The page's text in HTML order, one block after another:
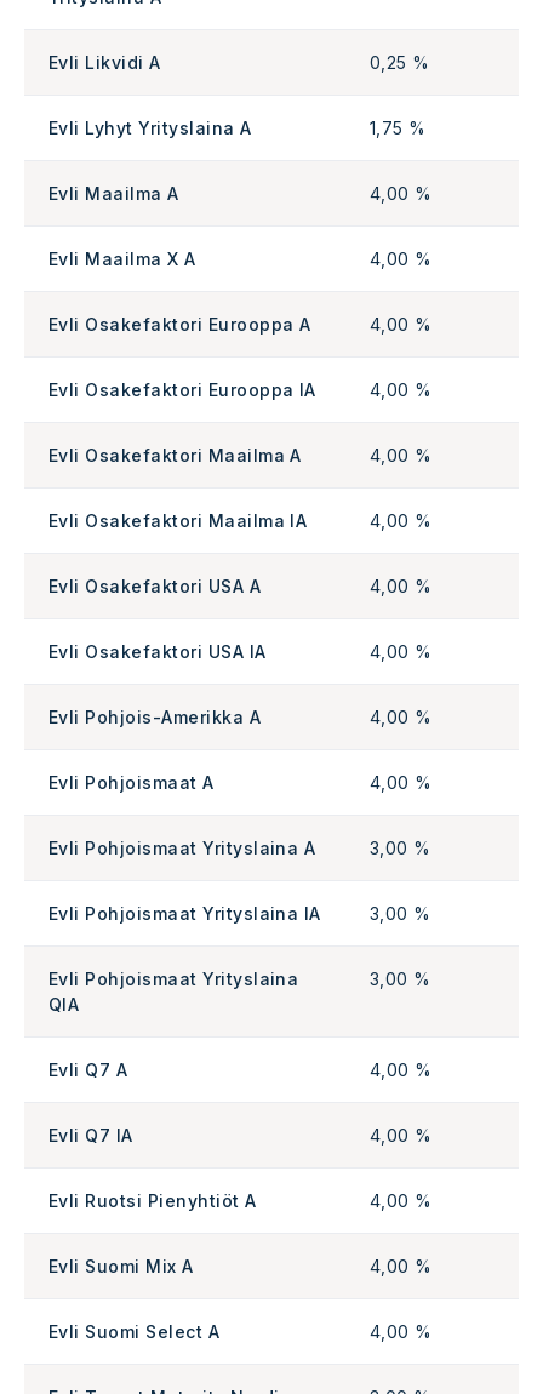
Evli Likvidi A 0,25 %
Evli Lyhyt Yrityslaina A 1,75 %
Evli Maailma A 4,00 %
Evli Maailma X A 4,00 %
Evli Osakefaktori Eurooppa A 4,00 %
Evli Osakefaktori Eurooppa IA 4,00 %
Evli Osakefaktori Maailma A 4,00 %
Evli Osakefaktori Maailma IA 4,00 %
Evli Osakefaktori USA A 4,00 %
Evli Osakefaktori USA IA 4,00 %
Evli Pohjois-Amerikka A 4,00 %
Evli Pohjoismaat A 4,00 %
Evli Pohjoismaat Yrityslaina A 3,00 %
Evli Pohjoismaat Yrityslaina IA 3,00 %
Evli Pohjoismaat Yrityslaina
QIA
3,00 %
Evli Q7 A 4,00 %
Evli Q7 IA 4,00 %
Evli Ruotsi Pienyhtiöt A 4,00 %
Evli Suomi Mix A 4,00 %
Evli Suomi Select A 4,00 %